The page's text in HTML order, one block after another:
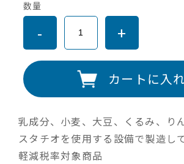
数量
- +
カートに入
乳成分、小麦、大豆、くるみ、り
スタチオを使用する設備で製造し
軽減税率対象商品